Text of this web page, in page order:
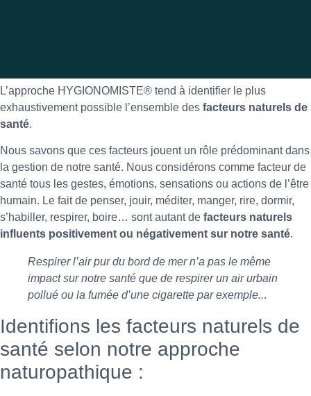
L’approche HYGIONOMISTE® tend à identifier le plus
exhaustivement possible l’ensemble des facteurs naturels de
santé.
Nous savons que ces facteurs jouent un rôle prédominant dans
la gestion de notre santé. Nous considérons comme facteur de
santé tous les gestes, émotions, sensations ou actions de l’être
humain. Le fait de penser, jouir, méditer, manger, rire, dormir,
s’habiller, respirer, boire… sont autant de facteurs naturels
influents positivement ou négativement sur notre santé.
Respirer l’air pur du bord de mer n’a pas le même
impact sur notre santé que de respirer un air urbain
pollué ou la fumée d’une cigarette par exemple...
Identifions les facteurs naturels de
santé selon notre approche
naturopathique :